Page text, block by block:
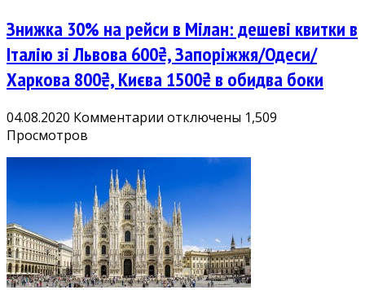
Знижка 30% на рейси в Мілан: дешеві квитки в
Італію зі Львова 600₴, Запоріжжя/Одеси/
Харкова 800₴, Києва 1500₴ в обидва боки
04.08.2020 Комментарии к
на
рейси
в
Мілан:
дешеві
квитки
отключены 1,509
Просмотров